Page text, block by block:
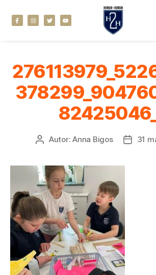
Autor:Anna Bigos 31